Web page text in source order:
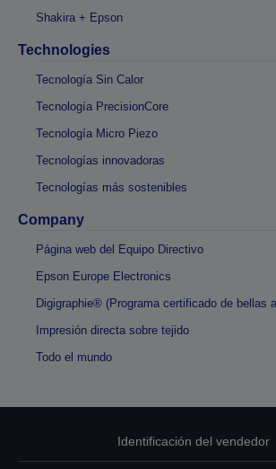
Shakira + Epson
Technologies
Tecnología Sin Calor
Tecnología PrecisionCore
Tecnología Micro Piezo
Tecnologías innovadoras
Tecnologías más sostenibles
Company
Página web del Equipo Directivo
Epson Europe Electronics
Digigraphie® (Programa certificado de bellas
Impresión directa sobre tejido
Todo el mundo
Identificación del vendedor